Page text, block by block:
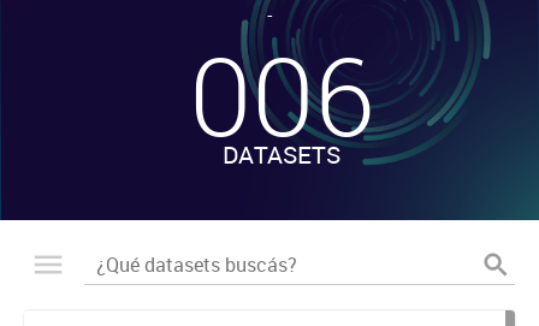
-
006
DATASETS